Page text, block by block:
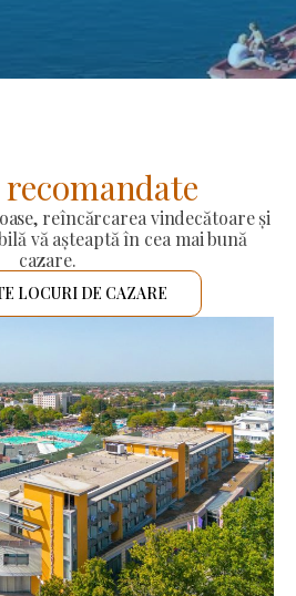
recomandate
reîncărcarea vindecătoare și
vă așteaptă în cea mai bună
cazare.
LOCURI DE CAZARE